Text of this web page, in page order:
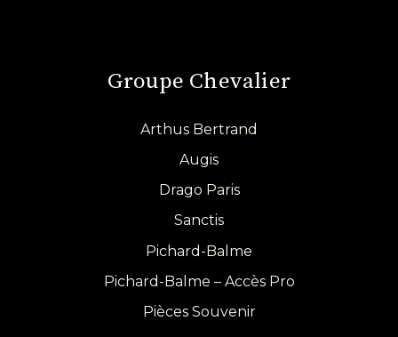
Groupe Chevalier
Arthus Bertrand
Augis
Drago Paris
Sanctis
Pichard-Balme
Pichard-Balme – Accès Pro
Pièces Souvenir